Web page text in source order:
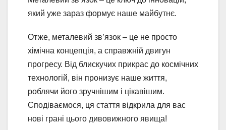
який уже зараз формує наше майбутнє.
Отже, металевий зв’язок – це не просто
хімічна концепція, а справжній двигун
прогресу. Від блискучих прикрас до космічних
технологій, він пронизує наше життя,
роблячи його зручнішим і цікавішим.
Сподіваємося, ця стаття відкрила для вас
нові грані цього дивовижного явища!